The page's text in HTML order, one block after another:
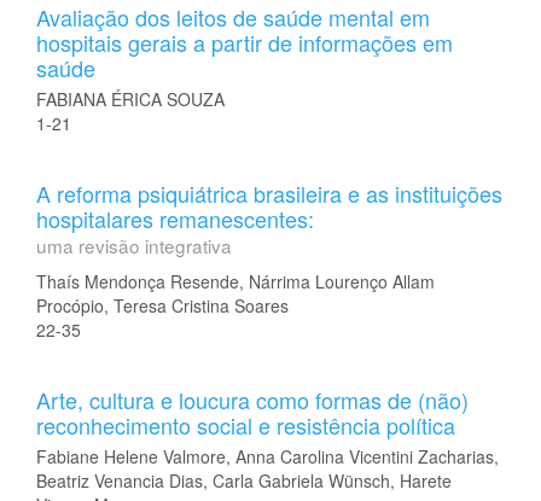
Avaliação dos leitos de saúde mental em
hospitais gerais a partir de informações em
saúde
FABIANA ÉRICA SOUZA
1-21
A reforma psiquiátrica brasileira e as instituições
hospitalares remanescentes:
uma revisão integrativa
Thaís Mendonça Resende, Nárrima Lourenço Allam
Procópio, Teresa Cristina Soares
22-35
Arte, cultura e loucura como formas de (não)
reconhecimento social e resistência política
Fabiane Helene Valmore, Anna Carolina Vicentini Zacharias,
Beatriz Venancia Dias, Carla Gabriela Wünsch, Harete